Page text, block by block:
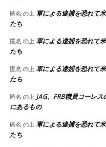
匿名 の上軍による逮捕を恐れて
たち
匿名 の上軍による逮捕を恐れて
たち
匿名 の上軍による逮捕を恐れて
たち
匿名 の上 JAG、FRB職員コーレ
にあるもの
匿名 の上軍による逮捕を恐れて
たち